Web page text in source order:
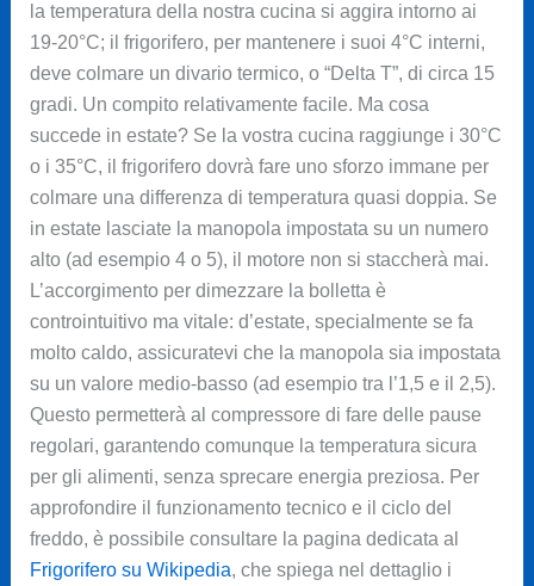
la temperatura della nostra cucina si aggira intorno ai
19-20°C; il frigorifero, per mantenere i suoi 4°C interni,
deve colmare un divario termico, o “Delta T”, di circa 15
gradi. Un compito relativamente facile. Ma cosa
succede in estate? Se la vostra cucina raggiunge i 30°C
o i 35°C, il frigorifero dovrà fare uno sforzo immane per
colmare una differenza di temperatura quasi doppia. Se
in estate lasciate la manopola impostata su un numero
alto (ad esempio 4 o 5), il motore non si staccherà mai.
L’accorgimento per dimezzare la bolletta è
controintuitivo ma vitale: d’estate, specialmente se fa
molto caldo, assicuratevi che la manopola sia impostata
su un valore medio-basso (ad esempio tra l’1,5 e il 2,5).
Questo permetterà al compressore di fare delle pause
regolari, garantendo comunque la temperatura sicura
per gli alimenti, senza sprecare energia preziosa. Per
approfondire il funzionamento tecnico e il ciclo del
freddo, è possibile consultare la pagina dedicata al
Frigorifero su Wikipedia, che spiega nel dettaglio i